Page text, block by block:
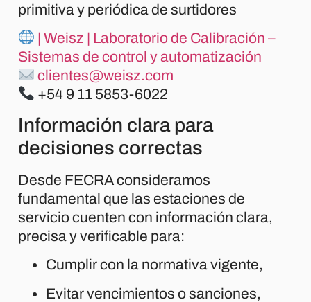
primitiva y periódica de surtidores
| Weisz | Laboratorio de Calibración –
Sistemas de control y automatización
clientes@weisz.com
+54 9 11 5853-6022
Información clara para
decisiones correctas
Desde FECRA consideramos
fundamental que las estaciones de
servicio cuenten con información clara,
precisa y verificable para:
Cumplir con la normativa vigente,
Evitar vencimientos o sanciones,